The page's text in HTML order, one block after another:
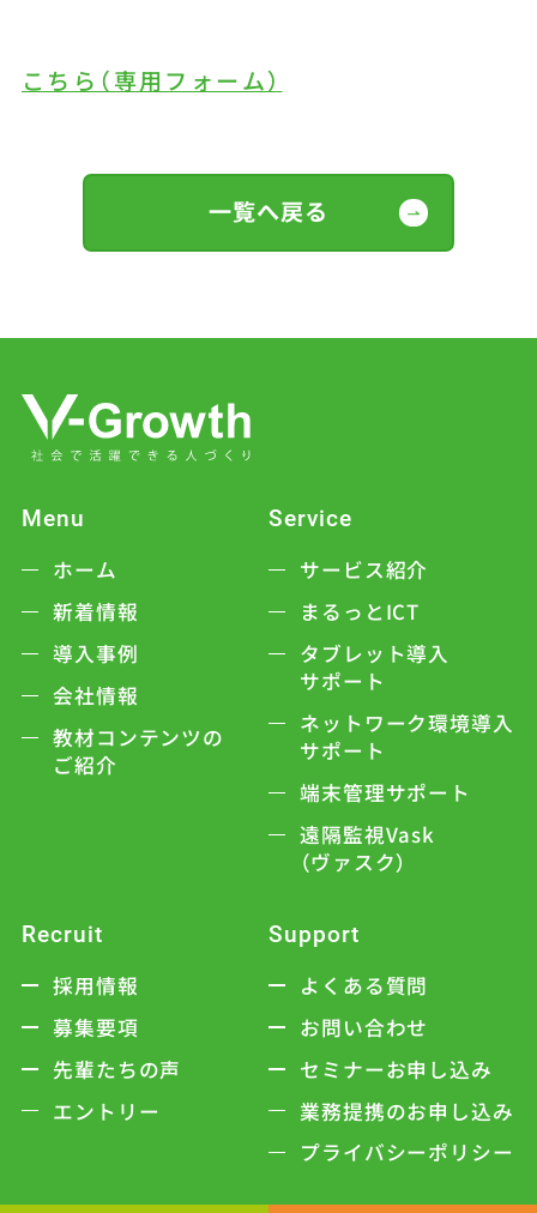
こちら（専用フォーム）
一覧へ戻る
Menu
ホーム
新着情報
導入事例
会社情報
教材コンテンツの
ご紹介
Service
サービス紹介
まるっとICT
タブレット導入
サポート
ネットワーク環境導入
サポート
端末管理サポート
遠隔監視Vask
（ヴァスク）
Recruit
採用情報
募集要項
先輩たちの声
エントリー
Support
よくある質問
お問い合わせ
セミナーお申し込み
業務提携のお申し込み
プライバシーポリシー